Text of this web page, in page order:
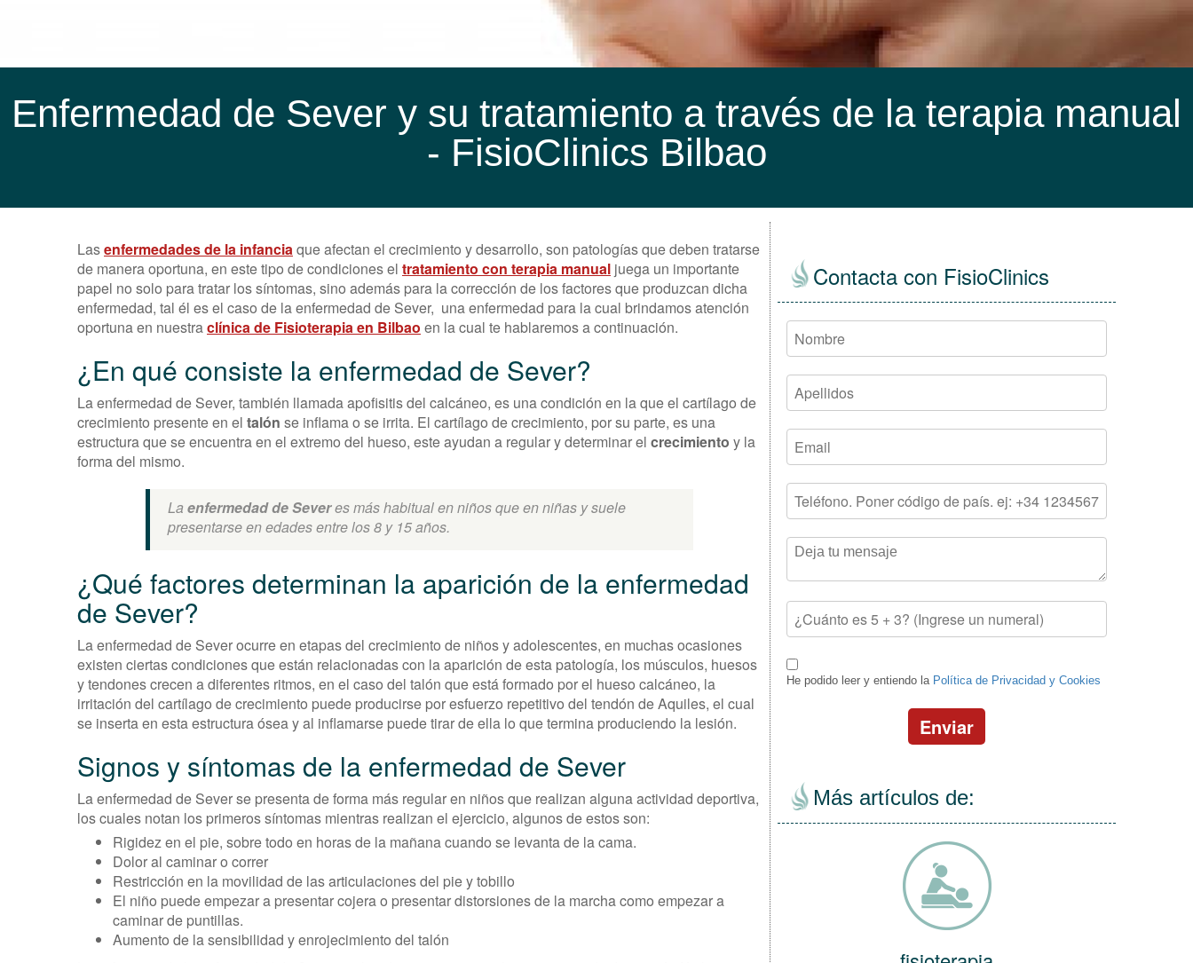
Enfermedad de Sever y su tratamiento a través de la terapia manual
- FisioClinics Bilbao
Lasenfermedades de la infanciaque afectan el crecimiento y desarrollo, son patologías que deben tratarse
de manera oportuna, en este tipo de condiciones el tratamiento con terapia manual juega un importante
papel no solo para tratar los síntomas, sino además para la corrección de los factores que produzcan dicha
enfermedad, tal él es el caso de la enfermedad de Sever, una enfermedad para la cual brindamos atención
oportuna en nuestraclínica de Fisioterapia en Bilbao en la cual te hablaremos a continuación.
¿En qué consiste la enfermedad de Sever?
La enfermedad de Sever, también llamada apofisitis del calcáneo, es una condición en la que el cartílago de
crecimiento presente en el talón se inflama o se irrita. El cartílago de crecimiento, por su parte, es una
estructura que se encuentra en el extremo del hueso, este ayudan a regular y determinar el crecimiento y la
forma del mismo.
Laenfermedad de Severes más habitual en niños que en niñas y suele
presentarse en edades entre los 8 y 15 años.
¿Qué factores determinan la aparición de la enfermedad
de Sever?
La enfermedad de Sever ocurre en etapas del crecimiento de niños y adolescentes, en muchas ocasiones
existen ciertas condiciones que están relacionadas con la aparición de esta patología, los músculos, huesos
y tendones crecen a diferentes ritmos, en el caso del talón que está formado por el hueso calcáneo, la
irritación del cartílago de crecimiento puede producirse por esfuerzo repetitivo del tendón de Aquiles, el cual
se inserta en esta estructura ósea y al inflamarse puede tirar de ella lo que termina produciendo la lesión.
Signos y síntomas de la enfermedad de Sever
La enfermedad de Sever se presenta de forma más regular en niños que realizan alguna actividad deportiva,
los cuales notan los primeros síntomas mientras realizan el ejercicio, algunos de estos son:
Rigidez en el pie, sobre todo en horas de la mañana cuando se levanta de la cama.
Dolor al caminar o correr
Restricción en la movilidad de las articulaciones del pie y tobillo
El niño puede empezar a presentar cojera o presentar distorsiones de la marcha como empezar a
caminar de puntillas.
Aumento de la sensibilidad y enrojecimiento del talón
Contacta con FisioClinics
He podido leer y entiendo la Política de Privacidad y Cookies
Enviar
Más artículos de: